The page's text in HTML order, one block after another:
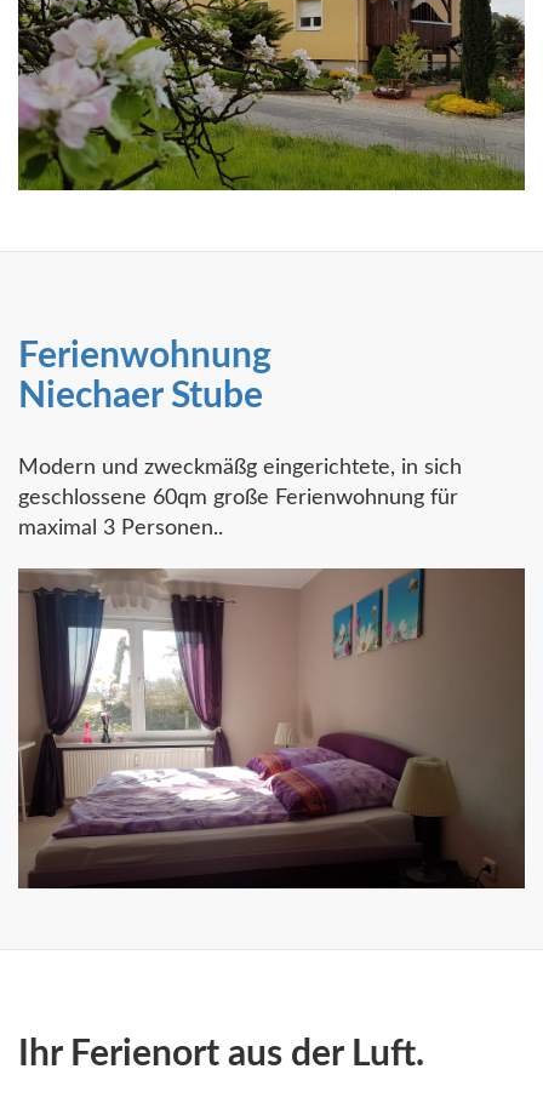
Ferienwohnung
Niechaer Stube
Modern und zweckmäßg eingerichtete, in sich
geschlossene 60qm große Ferienwohnung für
maximal 3 Personen..
Ihr Ferienort aus der Luft.